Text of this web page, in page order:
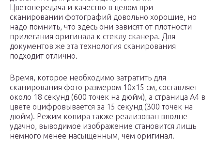
Цветопередача и качество в целом при
сканировании фотографий довольно хорошие, но
надо помнить, что здесь они зависят от плотности
прилегания оригинала к стеклу сканера. Для
документов же эта технология сканирования
подходит отлично.
Время, которое необходимо затратить для
сканирования фото размером 10х15 см, составляет
около 18 секунд (600 точек на дюйм), а страница А4 в
цвете оцифровывается за 15 секунд (300 точек на
дюйм). Режим копира также реализован вполне
удачно, выводимое изображение становится лишь
немного менее насыщенным, чем оригинал.